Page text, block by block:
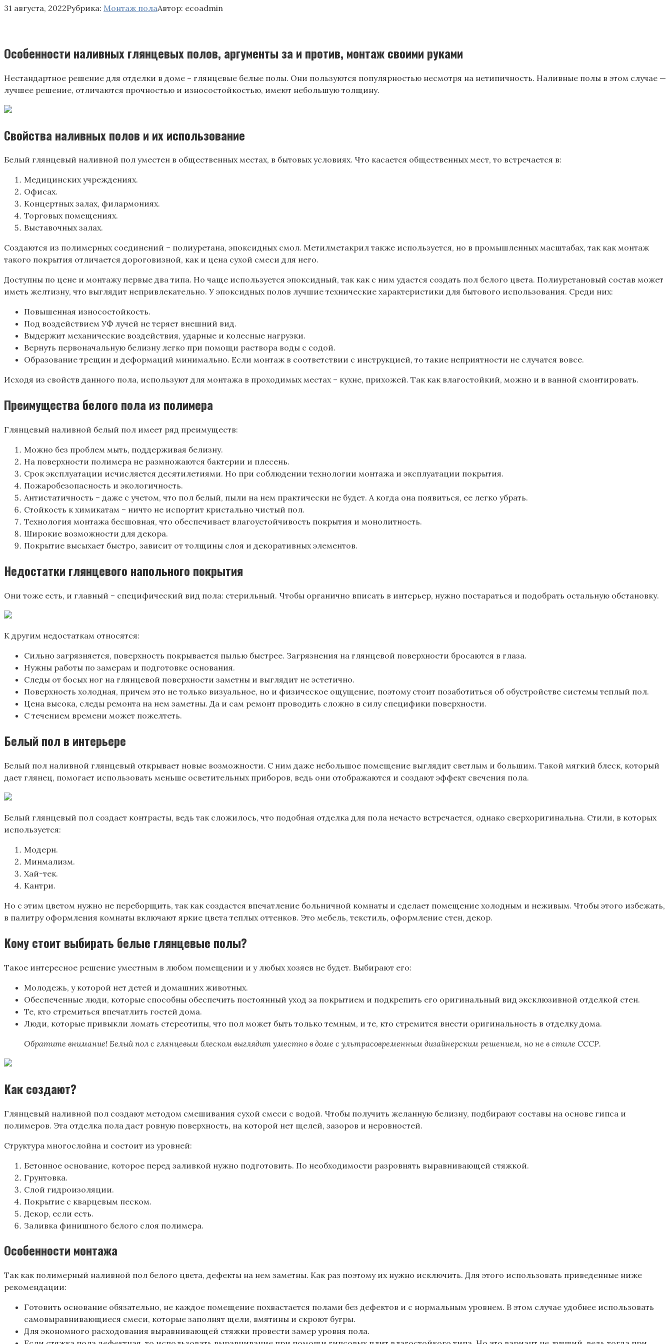
31 августа, 2022Рубрика: Монтаж полаАвтор: ecoadmin
Особенности наливных глянцевых полов, аргументы за и против, монтаж своими руками
Нестандартное решение для отделки в доме – глянцевые белые полы. Они пользуются популярностью несмотря на нетипичность. Наливные полы в этом случае —
лучшее решение, отличаются прочностью и износостойкостью, имеют небольшую толщину.
Свойства наливных полов и их использование
Белый глянцевый наливной пол уместен в общественных местах, в бытовых условиях. Что касается общественных мест, то встречается в:
Медицинских учреждениях.
Офисах.
Концертных залах, филармониях.
Торговых помещениях.
Выставочных залах.
Создаются из полимерных соединений – полиуретана, эпоксидных смол. Метилметакрил также используется, но в промышленных масштабах, так как монтаж
такого покрытия отличается дороговизной, как и цена сухой смеси для него.
Доступны по цене и монтажу первые два типа. Но чаще используется эпоксидный, так как с ним удастся создать пол белого цвета. Полиуретановый состав может
иметь желтизну, что выглядит непривлекательно. У эпоксидных полов лучшие технические характеристики для бытового использования. Среди них:
Повышенная износостойкость.
Под воздействием УФ лучей не теряет внешний вид.
Выдержит механические воздействия, ударные и колесные нагрузки.
Вернуть первоначальную белизну легко при помощи раствора воды с содой.
Образование трещин и деформаций минимально. Если монтаж в соответствии с инструкцией, то такие неприятности не случатся вовсе.
Исходя из свойств данного пола, используют для монтажа в проходимых местах – кухне, прихожей. Так как влагостойкий, можно и в ванной смонтировать.
Преимущества белого пола из полимера
Глянцевый наливной белый пол имеет ряд преимуществ:
Можно без проблем мыть, поддерживая белизну.
На поверхности полимера не размножаются бактерии и плесень.
Срок эксплуатации исчисляется десятилетиями. Но при соблюдении технологии монтажа и эксплуатации покрытия.
Пожаробезопасность и экологичность.
Антистатичность – даже с учетом, что пол белый, пыли на нем практически не будет. А когда она появиться, ее легко убрать.
Стойкость к химикатам – ничто не испортит кристально чистый пол.
Технология монтажа бесшовная, что обеспечивает влагоустойчивость покрытия и монолитность.
Широкие возможности для декора.
Покрытие высыхает быстро, зависит от толщины слоя и декоративных элементов.
Недостатки глянцевого напольного покрытия
Они тоже есть, и главный – специфический вид пола: стерильный. Чтобы органично вписать в интерьер, нужно постараться и подобрать остальную обстановку.
К другим недостаткам относятся:
Сильно загрязняется, поверхность покрывается пылью быстрее. Загрязнения на глянцевой поверхности бросаются в глаза.
Нужны работы по замерам и подготовке основания.
Следы от босых ног на глянцевой поверхности заметны и выглядит не эстетично.
Поверхность холодная, причем это не только визуальное, но и физическое ощущение, поэтому стоит позаботиться об обустройстве системы теплый пол.
Цена высока, следы ремонта на нем заметны. Да и сам ремонт проводить сложно в силу специфики поверхности.
С течением времени может пожелтеть.
Белый пол в интерьере
Белый пол наливной глянцевый открывает новые возможности. С ним даже небольшое помещение выглядит светлым и большим. Такой мягкий блеск, который
дает глянец, помогает использовать меньше осветительных приборов, ведь они отображаются и создают эффект свечения пола.
Белый глянцевый пол создает контрасты, ведь так сложилось, что подобная отделка для пола нечасто встречается, однако сверхоригинальна. Стили, в которых
используется:
Модерн.
Минмализм.
Хай-тек.
Кантри.
Но с этим цветом нужно не переборщить, так как создастся впечатление больничной комнаты и сделает помещение холодным и неживым. Чтобы этого избежать,
в палитру оформления комнаты включают яркие цвета теплых оттенков. Это мебель, текстиль, оформление стен, декор.
Кому стоит выбирать белые глянцевые полы?
Такое интересное решение уместным в любом помещении и у любых хозяев не будет. Выбирают его:
Молодежь, у которой нет детей и домашних животных.
Обеспеченные люди, которые способны обеспечить постоянный уход за покрытием и подкрепить его оригинальный вид эксклюзивной отделкой стен.
Те, кто стремиться впечатлить гостей дома.
Люди, которые привыкли ломать стереотипы, что пол может быть только темным, и те, кто стремится внести оригинальность в отделку дома.
Обратите внимание! Белый пол с глянцевым блеском выглядит уместно в доме с ультрасовременным дизайнерским решением, но не в стиле СССР.
Как создают?
Глянцевый наливной пол создают методом смешивания сухой смеси с водой. Чтобы получить желанную белизну, подбирают составы на основе гипса и
полимеров. Эта отделка пола даст ровную поверхность, на которой нет щелей, зазоров и неровностей.
Структура многослойна и состоит из уровней:
Бетонное основание, которое перед заливкой нужно подготовить. По необходимости разровнять выравнивающей стяжкой.
Грунтовка.
Слой гидроизоляции.
Покрытие с кварцевым песком.
Декор, если есть.
Заливка финишного белого слоя полимера.
Особенности монтажа
Так как полимерный наливной пол белого цвета, дефекты на нем заметны. Как раз поэтому их нужно исключить. Для этого использовать приведенные ниже
рекомендации:
Готовить основание обязательно, не каждое помещение похвастается полами без дефектов и с нормальным уровнем. В этом случае удобнее использовать
самовыравнивающиеся смеси, которые заполнят щели, вмятины и скроют бугры.
Для экономного расходования выравнивающей стяжки провести замер уровня пола.